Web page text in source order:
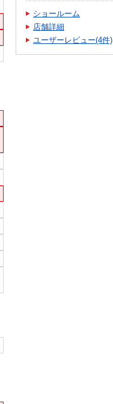
ショールーム
店舗詳細
ユーザーレビュー(4件)